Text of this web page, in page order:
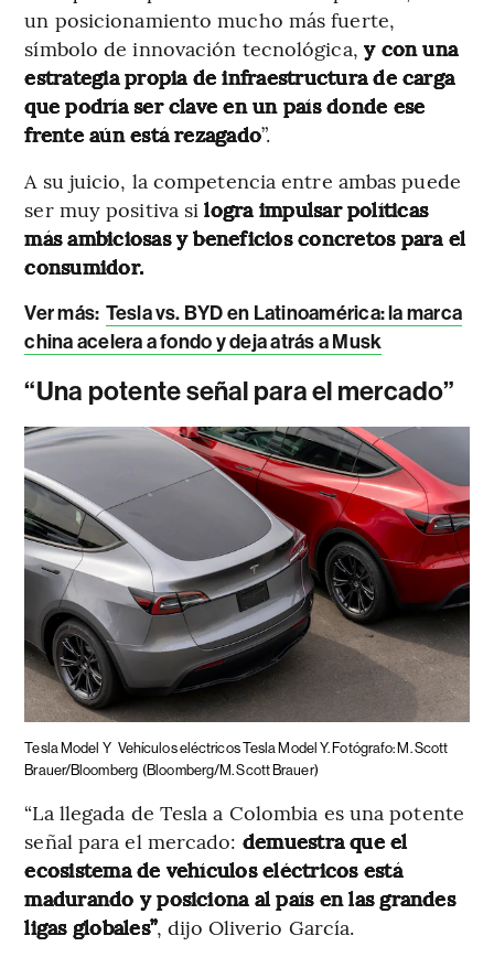
un posicionamiento mucho más fuerte,
símbolo de innovación tecnológica, y con una
estrategia propia de infraestructura de carga
que podría ser clave en un país donde ese
frente aún está rezagado”.
A su juicio, la competencia entre ambas puede
ser muy positiva silogra impulsar políticas
más ambiciosas y beneficios concretos para el
consumidor.
Ver más: Tesla vs. BYD en Latinoamérica: la marca
china acelera a fondo y deja atrás a Musk
“Una potente señal para el mercado”
Tesla Model Y Vehículos eléctricos Tesla Model Y. Fotógrafo: M. Scott
Brauer/Bloomberg (Bloomberg/M. Scott Brauer)
“La llegada de Tesla a Colombia es una potente
señal para el mercado: demuestra que el
ecosistema de vehículos eléctricos está
madurando y posiciona al país en las grandes
ligas globales”, dijo Oliverio García.